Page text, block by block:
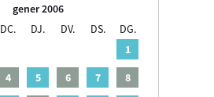
gener 2006
DC. DJ. DV. DS.
DG.
1
4 5 6 7
8